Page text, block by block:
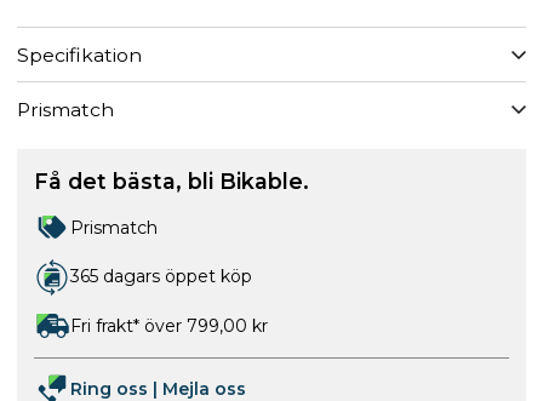
Specifikation
Prismatch
Få det bästa, bli Bikable.
Prismatch
365 dagars öppet köp
Fri frakt* över 799,00 kr
Ring oss | Mejla oss